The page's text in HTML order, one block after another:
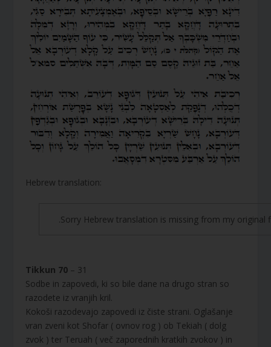
Hebrew translation:
Sorry Hebrew translation is missing from my original
Tikkun 70 – 31
Sodbe in zapovedi, ki so bile dane na drugo stran so
razodete iz vranjih kril.
Kokoši razodevajo zapovedi iz čiste strani. Oglašanje
vran zveni kot Shofar ( ovnov rog ) ob Tekiah ( dolg
zvok ) ter Teruah ( več zaporednih kratkih zvokov ) in